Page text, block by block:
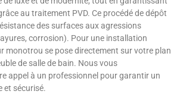
au traitement PVD. Ce procédé de dépôt
des surfaces aux agressions
corrosion). Pour une installation
monotrou se pose directement sur votre plan
de salle de bain. Nous vous
appel à un professionnel pour garantir un
et sécurisé.